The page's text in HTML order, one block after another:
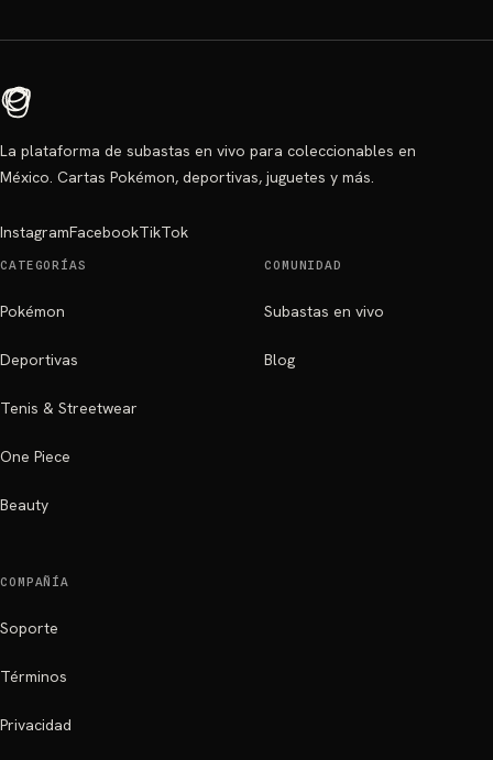
La plataforma de subastas en vivo para coleccionables en
México. Cartas Pokémon, deportivas, juguetes y más.
InstagramFacebookTikTok
CATEGORÍAS
Pokémon
Deportivas
Tenis & Streetwear
One Piece
Beauty
COMUNIDAD
Subastas en vivo
Blog
COMPAÑÍA
Soporte
Términos
Privacidad